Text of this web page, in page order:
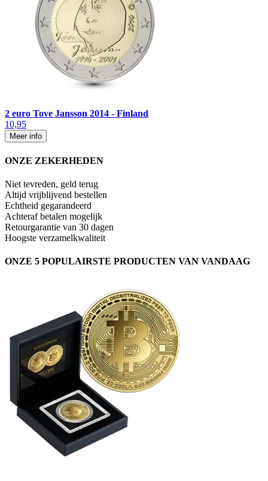
2 euro Tove Jansson 2014 - Finland
10,95
Meer info
ONZE ZEKERHEDEN
Niet tevreden, geld terug
Altijd vrijblijvend bestellen
Echtheid gegarandeerd
Achteraf betalen mogelijk
Retourgarantie van 30 dagen
Hoogste verzamelkwaliteit
ONZE 5 POPULAIRSTE PRODUCTEN VAN VANDAAG